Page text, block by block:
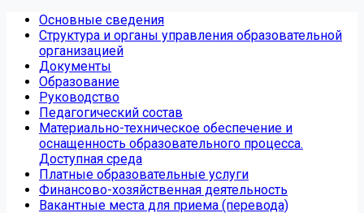
Основные сведения
Структура и органы управления образовательной
организацией
Документы
Образование
Руководство
Педагогический состав
Материально-техническое обеспечение и
оснащенность образовательного процесса.
Доступная среда
Платные образовательные услуги
Финансово-хозяйственная деятельность
Вакантные места для приема (перевода)